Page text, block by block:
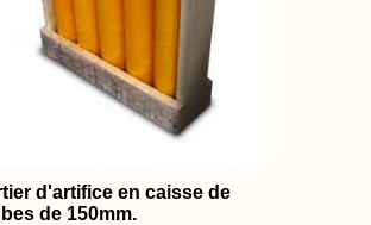
d'artifice en caisse de
de 150mm.